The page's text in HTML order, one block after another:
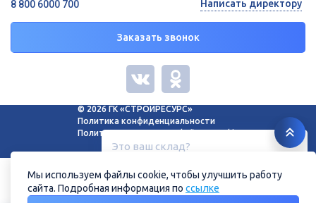
Это ваш склад?
Нет Да
8 800 6000 700
Заказать звонок
Написать директору
© 2026 ГК «СТРОЙРЕСУРС»
Политика конфиденциальности
Политика в отношении файлов cookie
Мы используем файлы cookie, чтобы улучшить работу
сайта. Подробная информация по ссылке